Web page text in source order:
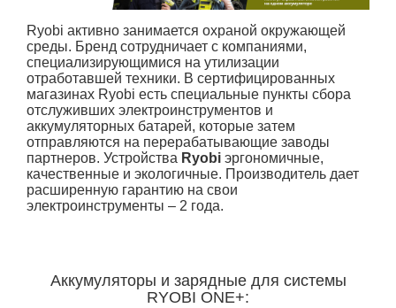
Ryobi активно занимается охраной окружающей
среды. Бренд сотрудничает с компаниями,
специализирующимися на утилизации
отработавшей техники. В сертифицированных
магазинах Ryobi есть специальные пункты сбора
отслуживших электроинструментов и
аккумуляторных батарей, которые затем
отправляются на перерабатывающие заводы
партнеров. Устройства Ryobi эргономичные,
качественные и экологичные. Производитель дает
расширенную гарантию на свои
электроинструменты – 2 года.
Аккумуляторы и зарядные для системы
RYOBI ONE+: